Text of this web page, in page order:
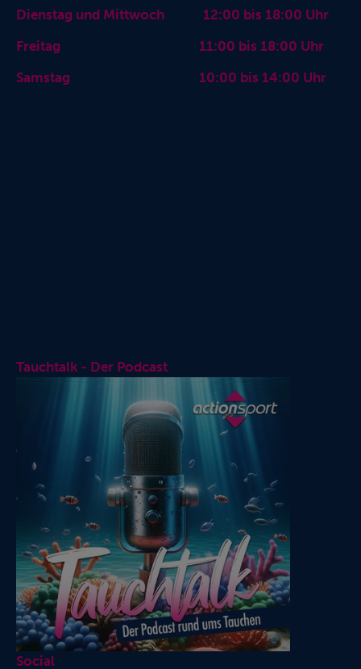
Dienstag und Mittwoch 12:00 bis 18:00 Uhr
Freitag 11:00 bis 18:00 Uhr
Samstag 10:00 bis 14:00 Uhr
Tauchtalk - Der Podcast
Social